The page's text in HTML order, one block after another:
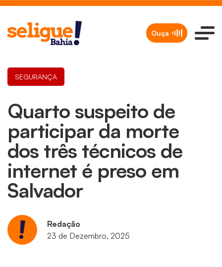
Ouça
Quarto suspeito de
participar da morte
dos três técnicos de
internet é preso em
Salvador
SEGURANÇA
Redação
23 de Dezembro, 2025